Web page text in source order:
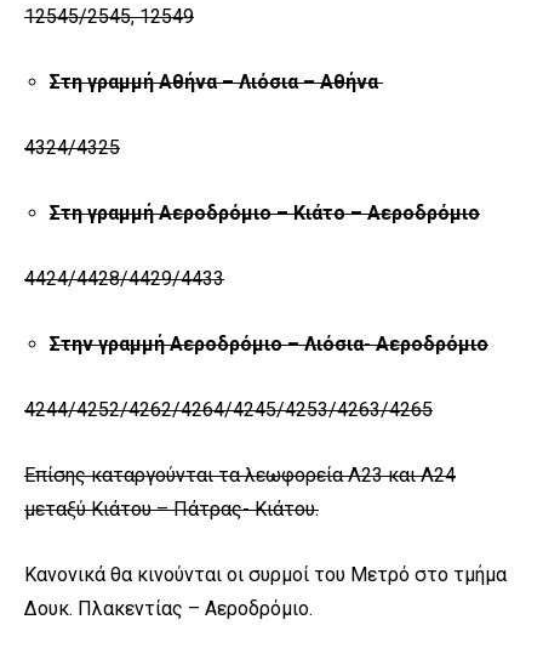
12545/2545, 12549
Στη γραμμή Αθήνα – Λιόσια – Αθήνα
4324/4325
Στη γραμμή Αεροδρόμιο – Κιάτο – Αεροδρόμιο
4424/4428/4429/4433
Στην γραμμή Αεροδρόμιο – Λιόσια- Αεροδρόμιο
4244/4252/4262/4264/4245/4253/4263/4265
Επίσης καταργούνται τα λεωφορεία Λ23 και Λ24
μεταξύ Κιάτου – Πάτρας- Κιάτου.
Κανονικά θα κινούνται οι συρμοί του Μετρό στο τμήμα
Δουκ. Πλακεντίας – Αεροδρόμιο.